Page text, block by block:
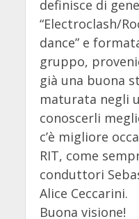
definisce di
“Electroclash/
dance” e
gruppo,
già una buona
maturata negli
conoscerli
c’è migliore
RIT, come
conduttori
Alice Ceccarini.
Buona visione!